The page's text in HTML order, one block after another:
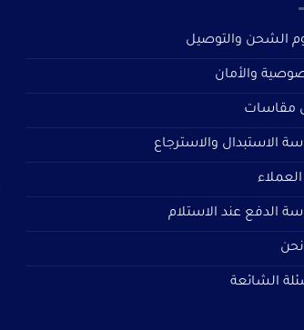
الشحن والتوصيل
والأمان
مقاسات
الاستبدال والاسترجاع
العملاء
الدفع عند الاستلام
الشائعة